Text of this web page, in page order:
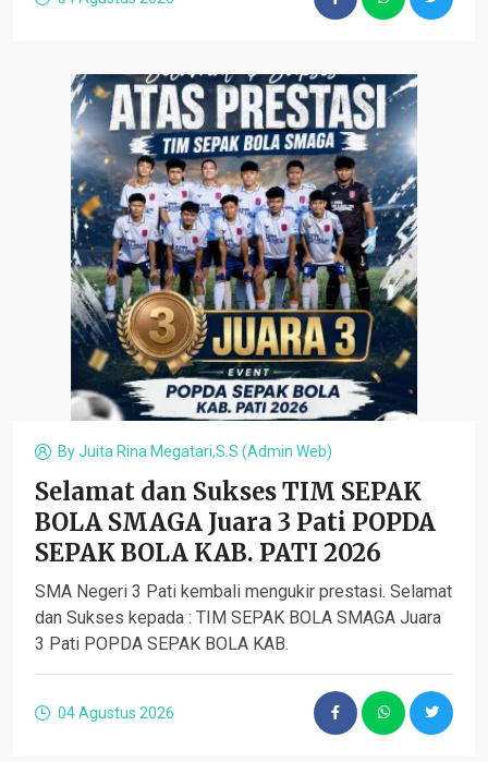
ByJuita Rina Megatari,S.S (admin Web)
Selamat dan Sukses TIM SEPAK
BOLA SMAGA Juara 3 Pati POPDA
SEPAK BOLA KAB. PATI 2026
SMA Negeri 3 Pati kembali mengukir prestasi. Selamat
dan Sukses kepada : TIM SEPAK BOLA SMAGA Juara
3 Pati POPDA SEPAK BOLA KAB.
04 Agustus 2026